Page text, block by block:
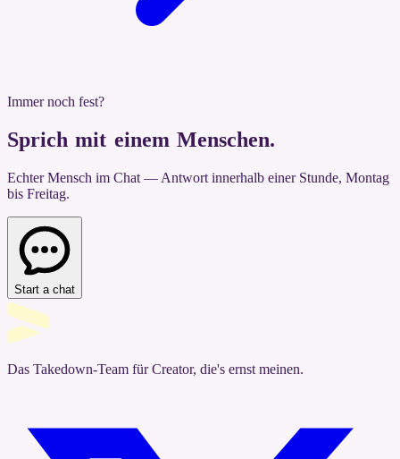
Immer noch fest?
Sprich mit einem Menschen.
Echter Mensch im Chat — Antwort innerhalb einer Stunde, Montag
bis Freitag.
Start a chat
Das Takedown-Team für Creator, die's ernst meinen.